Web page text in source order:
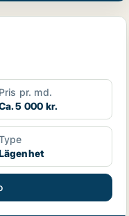
Pris pr. md.
5 000 kr.